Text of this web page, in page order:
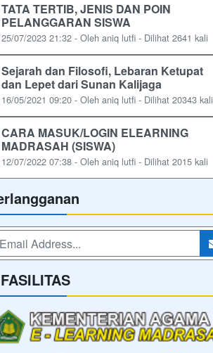
TATA TERTIB, JENIS DAN POIN
PELANGGARAN SISWA
25/07/2023 21:32 - Oleh aniq lutfi - Dilihat 2641 kali
Sejarah dan Filosofi, Lebaran Ketupat
dan Lepet dari Sunan Kalijaga
16/05/2021 09:20 - Oleh aniq lutfi - Dilihat 20343 kali
CARA MASUK/LOGIN ELEARNING
MADRASAH (SISWA)
12/07/2022 07:38 - Oleh aniq lutfi - Dilihat 2015 kali